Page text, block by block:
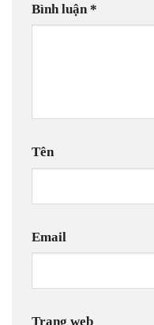
Bình luận *
Tên
Email
Trang web